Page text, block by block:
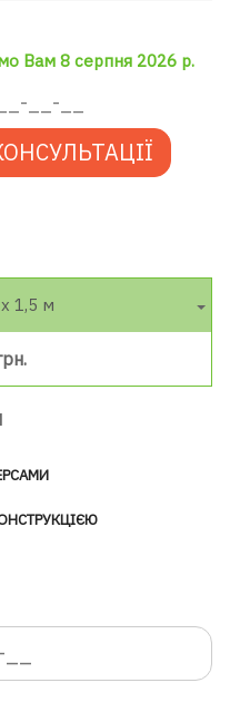
Вам 8 серпня 2026 р.
1,5 м